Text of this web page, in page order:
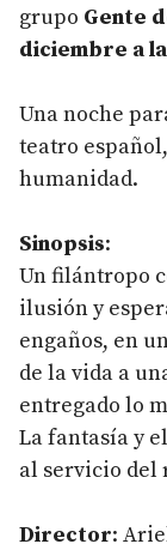
grupo Gente
diciembre a
Una noche
teatro
humanidad.
Sinopsis:
Un filántropo
ilusión y
engaños, en
de la vida a
entregado lo
La fantasía y
al servicio del
Director: